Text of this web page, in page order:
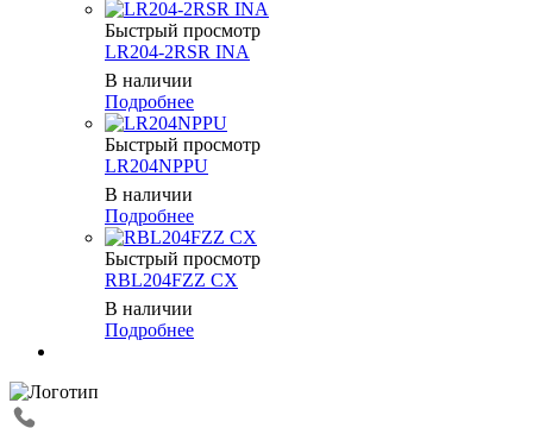
Быстрый просмотр
LR204-2RSR INA
В наличии
Подробнее
Быстрый просмотр
LR204NPPU
В наличии
Подробнее
Быстрый просмотр
RBL204FZZ CX
В наличии
Подробнее